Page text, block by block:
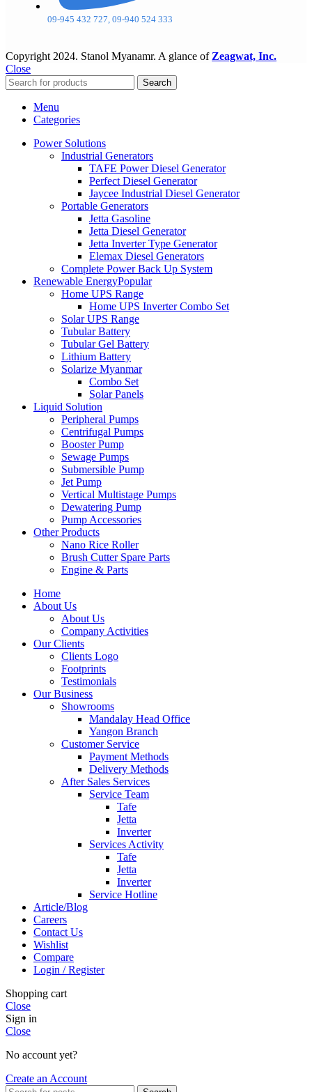
09-945 432 727, 09-940 524 333
Copyright 2024. Stanol Myanamr. A glance of Zeagwat, Inc.
Close
Search
Menu
Categories
Power Solutions
Industrial Generators
TAFE Power Diesel Generator
Perfect Diesel Generator
Jaycee Industrial Diesel Generator
Portable Generators
Jetta Gasoline
Jetta Diesel Generator
Jetta Inverter Type Generator
Elemax Diesel Generators
Complete Power Back Up System
Renewable EnergyPopular
Home UPS Range
Home UPS Inverter Combo Set
Solar UPS Range
Tubular Battery
Tubular Gel Battery
Lithium Battery
Solarize Myanmar
Combo Set
Solar Panels
Liquid Solution
Peripheral Pumps
Centrifugal Pumps
Booster Pump
Sewage Pumps
Submersible Pump
Jet Pump
Vertical Multistage Pumps
Dewatering Pump
Pump Accessories
Other Products
Nano Rice Roller
Brush Cutter Spare Parts
Engine & Parts
Home
About Us
About Us
Company Activities
Our Clients
Clients Logo
Footprints
Testimonials
Our Business
Showrooms
Mandalay Head Office
Yangon Branch
Customer Service
Payment Methods
Delivery Methods
After Sales Services
Service Team
Tafe
Jetta
Inverter
Services Activity
Tafe
Jetta
Inverter
Service Hotline
Article/Blog
Careers
Contact Us
Wishlist
Compare
Login / Register
Shopping cart
Close
Sign in
Close
No account yet?
Create an Account